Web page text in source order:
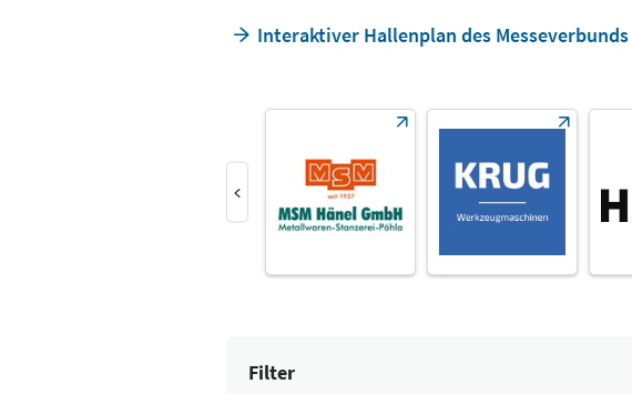
Interaktiver Hallenplan des Messeverbunds
Filter